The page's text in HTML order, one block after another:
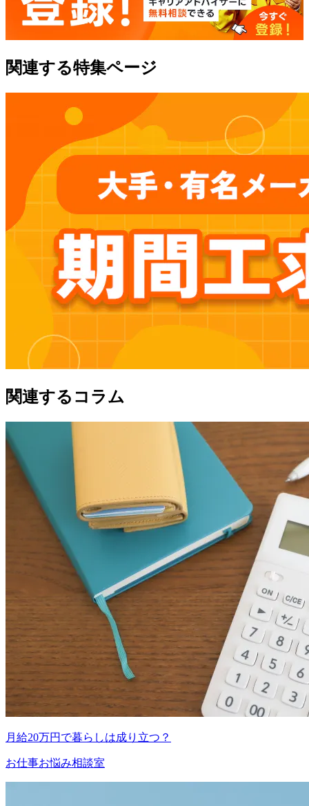
関連する特集ページ
関連するコラム
月給20万円で暮らしは成り立つ？
お仕事お悩み相談室